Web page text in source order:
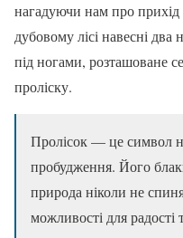
нагадуючи нам про
дубовому лісі навесні
під ногами, розташоване
проліску.
Пролісок — це символ
пробудження. Його
природа ніколи не
можливості для радості